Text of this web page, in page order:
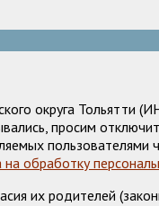
округа Тольятти
просим
пользователями
на обработку
их родителей